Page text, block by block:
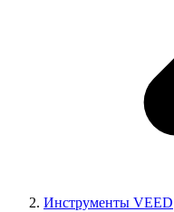
Инструменты VEED